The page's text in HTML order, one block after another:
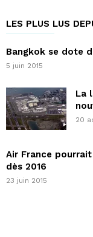
LES PLUS LUS
Bangkok se dote
5 juin 2015
La
20
Air France
dès 2016
23 juin 2015